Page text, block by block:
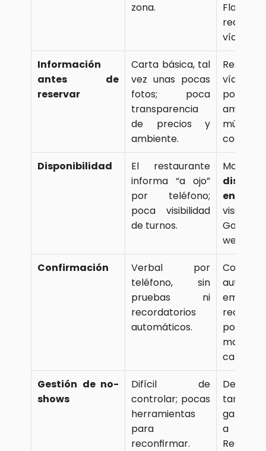
zona.
redes
vídeo
Información
antes de
reservar
Carta básica, tal
vez unas pocas
fotos; poca
transparencia
de precios y
ambiente.
por
code,
Disponibilidad
El restaurante
informa “a ojo”
por teléfono;
poca visibilidad
de turnos.
en
Google,
webs.
Confirmación
Verbal por
teléfono, sin
pruebas ni
recordatorios
automáticos.
email/
cancelar
Gestión de no-
shows
Difícil de
controlar; pocas
herramientas
para
reconfirmar.
a